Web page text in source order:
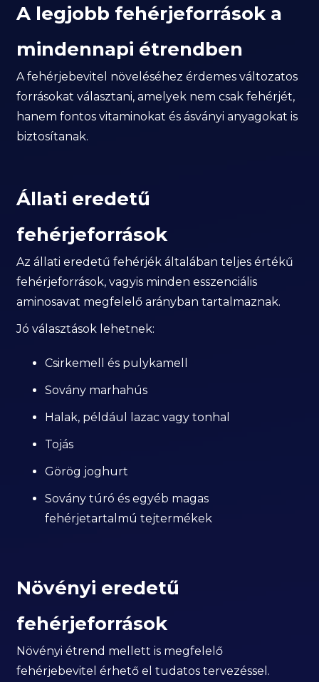
A legjobb fehérjeforrások a
mindennapi étrendben
A fehérjebevitel növeléséhez érdemes változatos
forrásokat választani, amelyek nem csak fehérjét,
hanem fontos vitaminokat és ásványi anyagokat is
biztosítanak.
Állati eredetű
fehérjeforrások
Az állati eredetű fehérjék általában teljes értékű
fehérjeforrások, vagyis minden esszenciális
aminosavat megfelelő arányban tartalmaznak.
Jó választások lehetnek:
Csirkemell és pulykamell
Sovány marhahús
Halak, például lazac vagy tonhal
Tojás
Görög joghurt
Sovány túró és egyéb magas
fehérjetartalmú tejtermékek
Növényi eredetű
fehérjeforrások
Növényi étrend mellett is megfelelő
fehérjebevitel érhető el tudatos tervezéssel.